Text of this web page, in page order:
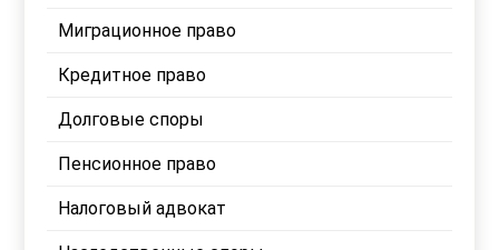
Миграционное право
Кредитное право
Долговые споры
Пенсионное право
Налоговый адвокат